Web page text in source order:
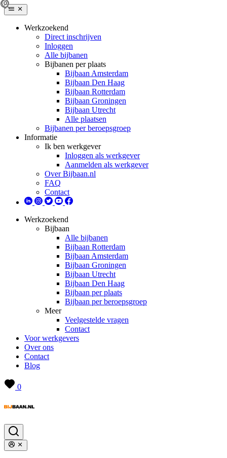
Werkzoekend
Direct inschrijven
Inloggen
Alle bijbanen
Bijbanen per plaats
Bijbaan Amsterdam
Bijbaan Den Haag
Bijbaan Rotterdam
Bijbaan Groningen
Bijbaan Utrecht
Alle plaatsen
Bijbanen per beroepsgroep
Informatie
Ik ben werkgever
Inloggen als werkgever
Aanmelden als werkgever
Over Bijbaan.nl
FAQ
Contact
Werkzoekend
Bijbaan
Alle bijbanen
Bijbaan Rotterdam
Bijbaan Amsterdam
Bijbaan Groningen
Bijbaan Utrecht
Bijbaan Den Haag
Bijbaan per plaats
Bijbaan per beroepsgroep
Meer
Veelgestelde vragen
Contact
Voor werkgevers
Over ons
Contact
Blog
0